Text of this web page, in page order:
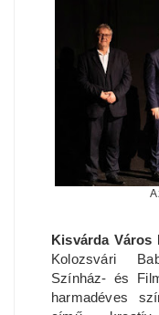
Kisvárda Város
Kolozsvári
Színház- és
harmadéves